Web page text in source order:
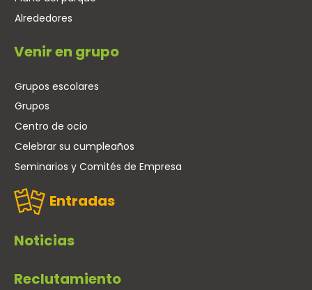
Alrededores
Venir en grupo
Grupos escolares
Grupos
Centro de ocio
Celebrar su cumpleaños
Seminarios y Comités de Empresa
Entradas
Noticias
Reclutamiento